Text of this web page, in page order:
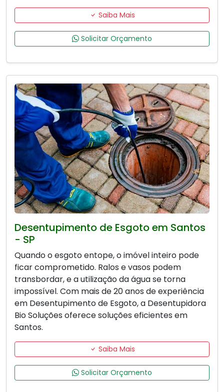
Saiba Mais
Solicitar Orçamento
Desentupimento de Esgoto em Santos
- SP
Quando o esgoto entope, o imóvel inteiro pode
ficar comprometido. Ralos e vasos podem
transbordar, e a utilização da água se torna
impossível. Com mais de 20 anos de experiência
em Desentupimento de Esgoto, a Desentupidora
Bio Soluções oferece soluções eficientes em
Santos.
Saiba Mais
Solicitar Orçamento